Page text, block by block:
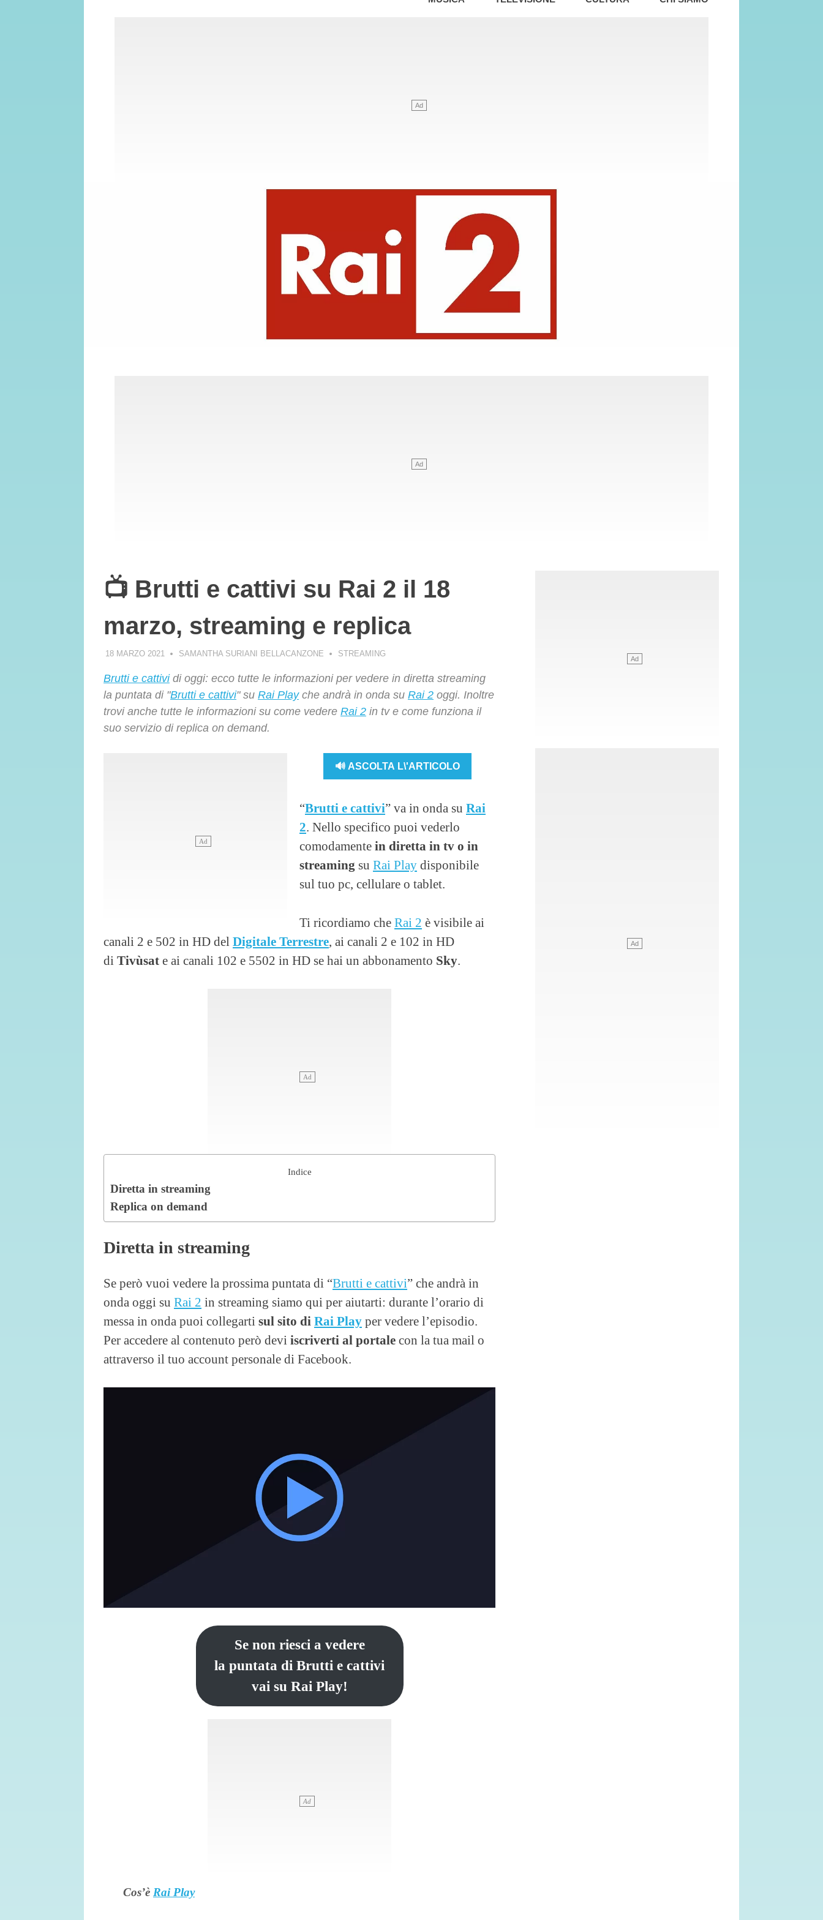
📺 Brutti e cattivi su Rai 2 il 18
marzo, streaming e replica
18 MARZO 2021 SAMANTHA SURIANI BELLACANZONE STREAMING
Brutti e cattividi oggi: ecco tutte le informazioni per vedere in diretta streaming
la puntata di "Brutti e cattivi" su Rai Playche andrà in onda su Rai 2 oggi. Inoltre
trovi anche tutte le informazioni su come vedere Rai 2 in tv e come funziona il
suo servizio di replica on demand.
🔊 ASCOLTA L\'ARTICOLO
“Brutti e cattivi” va in onda su Rai
2. Nello specifico puoi vederlo
comodamente in diretta in tv o in
streaming su Rai Play disponibile
sul tuo pc, cellulare o tablet.
Ti ricordiamo che Rai 2 è visibile ai
canali 2 e 502 in HD del Digitale Terrestre, ai canali 2 e 102 in HD
di Tivùsat e ai canali 102 e 5502 in HD se hai un abbonamento Sky.
Indice
Diretta in streaming
Replica on demand
Diretta in streaming
Se però vuoi vedere la prossima puntata di “Brutti e cattivi” che andrà in
onda oggi su Rai 2 in streaming siamo qui per aiutarti: durante l’orario di
messa in onda puoi collegarti sul sito di Rai Play per vedere l’episodio.
Per accedere al contenuto però devi iscriverti al portale con la tua mail o
attraverso il tuo account personale di Facebook.
Se non riesci a vedere
la puntata di Brutti e cattivi
vai su Rai Play!
Cos’è Rai Play